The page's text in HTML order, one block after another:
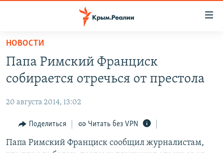
Вернуться
основному
содержанию
Вернутся
навигации
Вернутся
СПЕЦПРОЕКТЫ
КАРТА ВОЕННЫХ ОБЪЕКТОВ КРЫМА
11 ЛЕТ ОККУПАЦИИ КРЫМА. 11 ИСТОРИЙ СОПРОТИВЛЕНИЯ
ИСТОРИЯ
ЕЩЕ
ИНТЕРАКТИВ
РАДІО СВОБОДА
НОВОСТИ
Папа Римский Франциск
собирается отречься от престола
20 августа 2014, 13:02
Поделиться Читать без VPN
Папа Римский Франциск сообщил журналистам,